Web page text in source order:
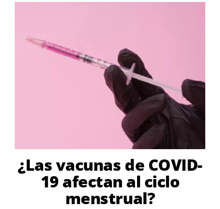
¿Las vacunas de COVID-
19 afectan al ciclo
menstrual?